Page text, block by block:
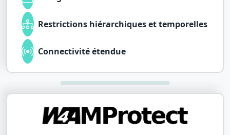
Restrictions hiérarchiques et temporelles
Connectivité étendue